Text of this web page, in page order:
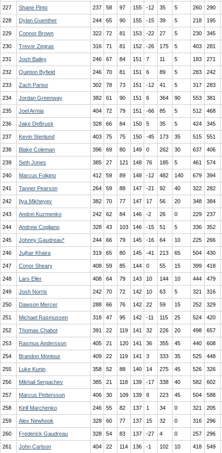
227 Shane Pinto 237 58 97 155 -12 35 5 260 290
228 Dylan Guenther 244 65 90 155 -15 39 5 218 195
229 Connor Brown 322 72 81 153 -22 27 5 230 345
230 Trevor Zegras 316 71 81 152 -26 175 5 403 281
231 Josh Bailey 246 67 84 151 7 11 5 183 271
232 Quinton Byfield 246 70 81 151 6 89 5 283 242
233 Zach Parise 302 78 73 151 -12 41 5 317 283
234 Jordan Greenway 382 61 90 151 6 364 90 553 381
235 Joel Armia 404 72 79 151 -66 85 5 512 468
236 Jake DeBrusk 328 66 84 150 5 35 5 424 345
237 Kevin Stenlund 403 75 75 150 -45 173 35 515 551
238 Blake Coleman 396 69 80 149 0 262 30 637 406
239 Seth Jones 385 27 121 148 76 185 5 461 574
240 Marcus Foligno 412 59 89 148 -12 482 140 679 394
241 Tanner Pearson 264 59 88 147 -21 92 40 322 282
242 Ilya Mikheyev 382 70 77 147 17 56 20 348 384
243 Andrei Kuzmenko 242 62 84 146 -2 26 0 229 237
244 Andrew Cogliano 328 43 103 146 -15 51 5 336 352
245 Johnny Gaudreau* 244 66 79 145 -16 64 10 225 266
246 Jujhar Khaira 319 65 80 145 -41 213 65 504 430
247 Conor Sheary 408 59 85 144 0 55 15 399 418
248 Lars Eller 408 64 79 143 10 144 10 444 479
249 Josh Norris 242 70 72 142 10 63 5 321 316
250 Dawson Mercer 288 66 76 142 22 59 15 252 329
251 Michael Rasmussen 318 47 95 142 -11 115 25 524 420
252 Thomas Chabot 391 22 119 141 32 226 20 498 657
253 Rasmus Andersson 405 21 120 141 36 355 45 440 608
254 Brandon Montour 409 22 119 141 3 333 35 525 448
255 Luke Kunin 358 52 88 140 14 275 45 526 326
256 Mikhail Sergachev 385 21 118 139 -17 338 40 582 602
257 Marcus Pettersson 406 30 109 139 8 223 45 504 588
258 Kirill Marchenko 246 55 82 137 1 34 0 321 205
259 Alex Newhook 328 60 77 137 15 32 0 316 296
260 Frederick Gaudreau 328 54 83 137 -27 4 0 257 296
261 John Carlson 404 22 114 136 -1 102 10 418 549